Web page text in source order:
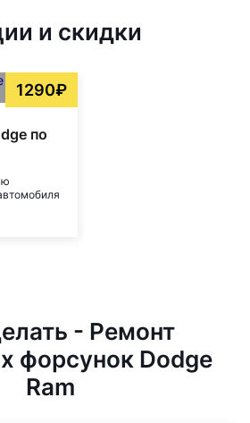
и скидки
1290₽
по
- Ремонт
форсунок Dodge
Ram